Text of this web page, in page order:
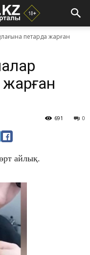
петарда жарған
жарған
0
691
айлық.